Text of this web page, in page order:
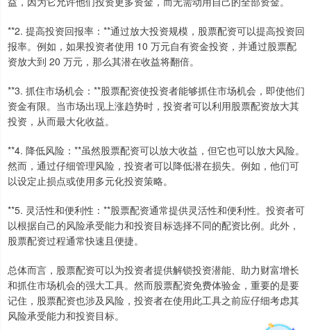
**2. 提高投资回报率：**通过放大投资规模，股票配资可以提高投资回
报率。例如，如果投资者使用 10 万元自有资金投资，并通过股票配
资放大到 20 万元，那么其潜在收益将翻倍。
**3. 抓住市场机会：**股票配资使投资者能够抓住市场机会，即使他们
资金有限。当市场出现上涨趋势时，投资者可以利用股票配资放大其
投资，从而最大化收益。
**4. 降低风险：**虽然股票配资可以放大收益，但它也可以放大风险。
然而，通过仔细管理风险，投资者可以降低潜在损失。例如，他们可
以设定止损点或使用多元化投资策略。
**5. 灵活性和便利性：**股票配资通常提供灵活性和便利性。投资者可
以根据自己的风险承受能力和投资目标选择不同的配资比例。此外，
股票配资过程通常快速且便捷。
总体而言，股票配资可以为投资者提供解锁投资潜能、助力财富增长
和抓住市场机会的强大工具。然而股票配资免费体验金，重要的是要
记住，股票配资也涉及风险，投资者在使用此工具之前应仔细考虑其
风险承受能力和投资目标。